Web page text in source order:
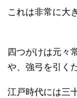
これは非常に大
四つがけは元々
や、強弓を引く
江戸時代には三